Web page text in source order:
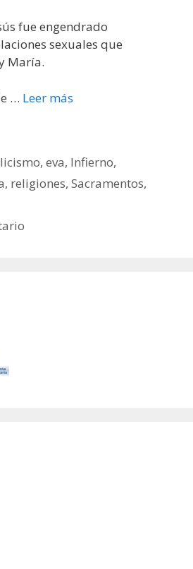
fue engendrado
sexuales que
María.
… Leer más
,eva, Infierno,
, religiones, Sacramentos,